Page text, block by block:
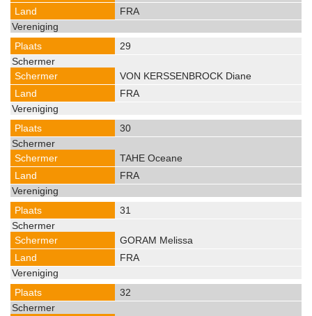
FRA
29
VON KERSSENBROCK Diane
FRA
30
TAHE Oceane
FRA
31
GORAM Melissa
FRA
32